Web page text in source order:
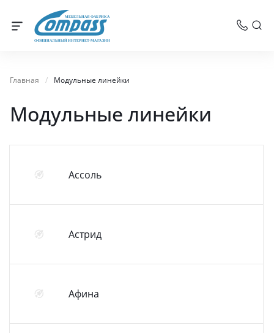
МЕБЕЛЬНАЯ ФАБРИКА
ОФИЦИАЛЬНЫЙ ИНТЕРНЕТ-МАГАЗИН
Главная / Модульные линейки
Модульные линейки
Ассоль
Астрид
Афина